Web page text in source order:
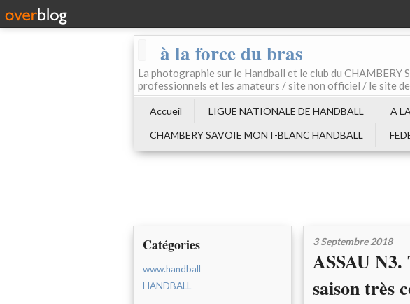
à la force du bras
La photographie sur le Handball et le club du CHAMBERY
professionnels et les amateurs / site non officiel / le site
Accueil LIGUE NATIONALE DE HANDBALL
A
CHAMBERY SAVOIE MONT-BLANC HANDBALL
Catégories
www.handball
HANDBALL
3 Septembre 2018
ASSAU
saison très